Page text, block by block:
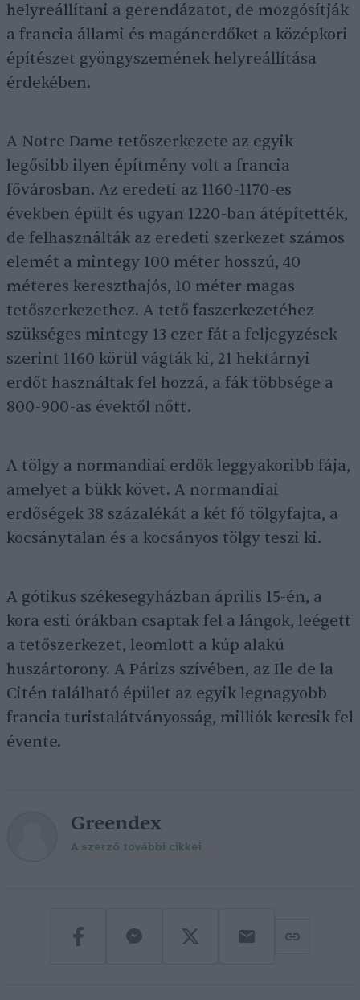
helyreállítani a gerendázatot, de mozgósítják
a francia állami és magánerdőket a középkori
építészet gyöngyszemének helyreállítása
érdekében.
A Notre Dame tetőszerkezete az egyik
legősibb ilyen építmény volt a francia
fővárosban. Az eredeti az 1160-1170-es
években épült és ugyan 1220-ban átépítették,
de felhasználták az eredeti szerkezet számos
elemét a mintegy 100 méter hosszú, 40
méteres kereszthajós, 10 méter magas
tetőszerkezethez. A tető faszerkezetéhez
szükséges mintegy 13 ezer fát a feljegyzések
szerint 1160 körül vágták ki, 21 hektárnyi
erdőt használtak fel hozzá, a fák többsége a
800-900-as évektől nőtt.
A tölgy a normandiai erdők leggyakoribb fája,
amelyet a bükk követ. A normandiai
erdőségek 38 százalékát a két fő tölgyfajta, a
kocsánytalan és a kocsányos tölgy teszi ki.
A gótikus székesegyházban április 15-én, a
kora esti órákban csaptak fel a lángok, leégett
a tetőszerkezet, leomlott a kúp alakú
huszártorony. A Párizs szívében, az Ile de la
Citén található épület az egyik legnagyobb
francia turistalátványosság, milliók keresik fel
évente.
Greendex
A szerző további cikkei